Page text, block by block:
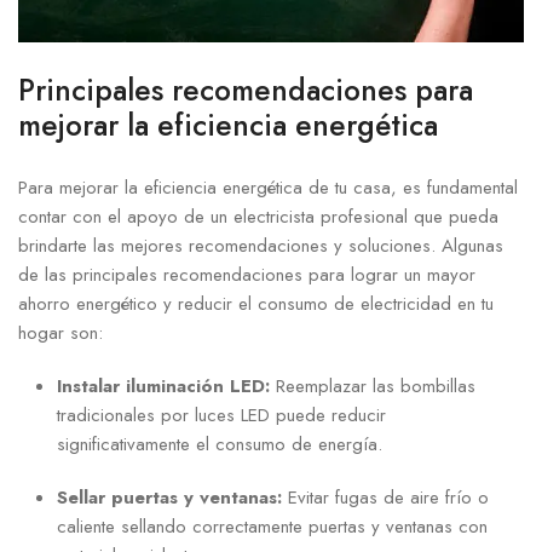
Principales recomendaciones para
mejorar la eficiencia energética
Para mejorar la eficiencia energética de tu casa, es fundamental
contar con el apoyo de un electricista profesional que pueda
brindarte las mejores recomendaciones y soluciones. Algunas
de las principales recomendaciones para lograr un mayor
ahorro energético y reducir el consumo de electricidad en tu
hogar son:
Instalar iluminación LED: Reemplazar las bombillas
tradicionales por luces LED puede reducir
significativamente el consumo de energía.
Sellar puertas y ventanas: Evitar fugas de aire frío o
caliente sellando correctamente puertas y ventanas con